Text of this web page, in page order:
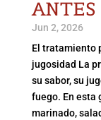
ANTES
Jun 2, 2026
El tratamiento
jugosidad La
su sabor, su
fuego. En esta
marinado,